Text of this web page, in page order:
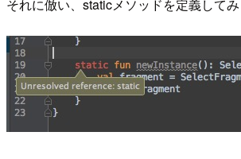
それに倣い、staticメソッドを定義してみ